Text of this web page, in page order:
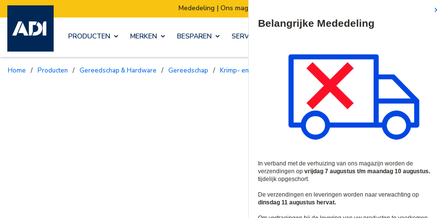
Mededeling | Ons magazijn verhuist: Verzendingen worden van 7 t/m 10
PRODUCTEN MERKEN BESPAREN SERVICES & OPLOSSINGEN
Home / Producten / Gereedschap & Hardware / Gereedschap / Krimp- en ponsgereedschap